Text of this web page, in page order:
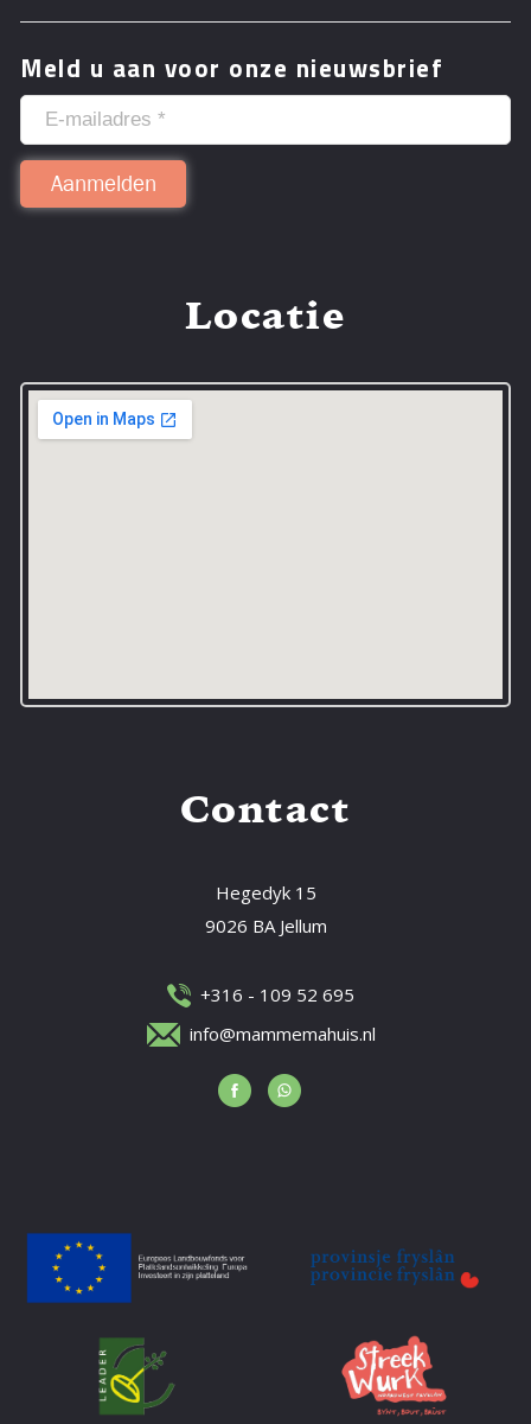
Meld u aan voor onze nieuwsbrief
Locatie
Contact
Hegedyk 15
9026 BA Jellum
+316 - 109 52 695
info@mammemahuis.nl